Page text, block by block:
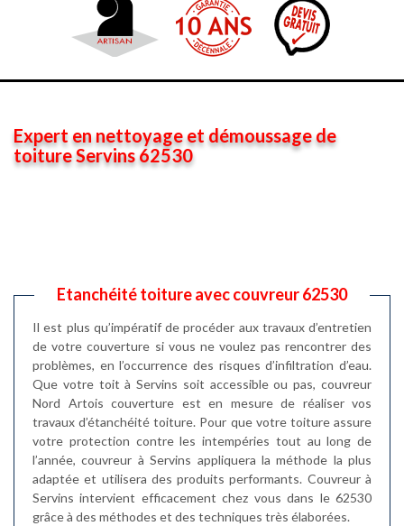
Expert en nettoyage et démoussage de
toiture Servins 62530
Etanchéité toiture avec couvreur 62530
Il est plus qu’impératif de procéder aux travaux d’entretien
de votre couverture si vous ne voulez pas rencontrer des
problèmes, en l’occurrence des risques d’infiltration d’eau.
Que votre toit à Servins soit accessible ou pas, couvreur
Nord Artois couverture est en mesure de réaliser vos
travaux d’étanchéité toiture. Pour que votre toiture assure
votre protection contre les intempéries tout au long de
l’année, couvreur à Servins appliquera la méthode la plus
adaptée et utilisera des produits performants. Couvreur à
Servins intervient efficacement chez vous dans le 62530
grâce à des méthodes et des techniques très élaborées.